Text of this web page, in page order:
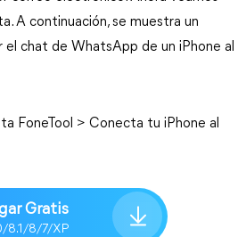
A continuación, se muestra un
chat de WhatsApp de un iPhone al
FoneTool > Conecta tu iPhone al
Gratis
8.1/8/7/XP